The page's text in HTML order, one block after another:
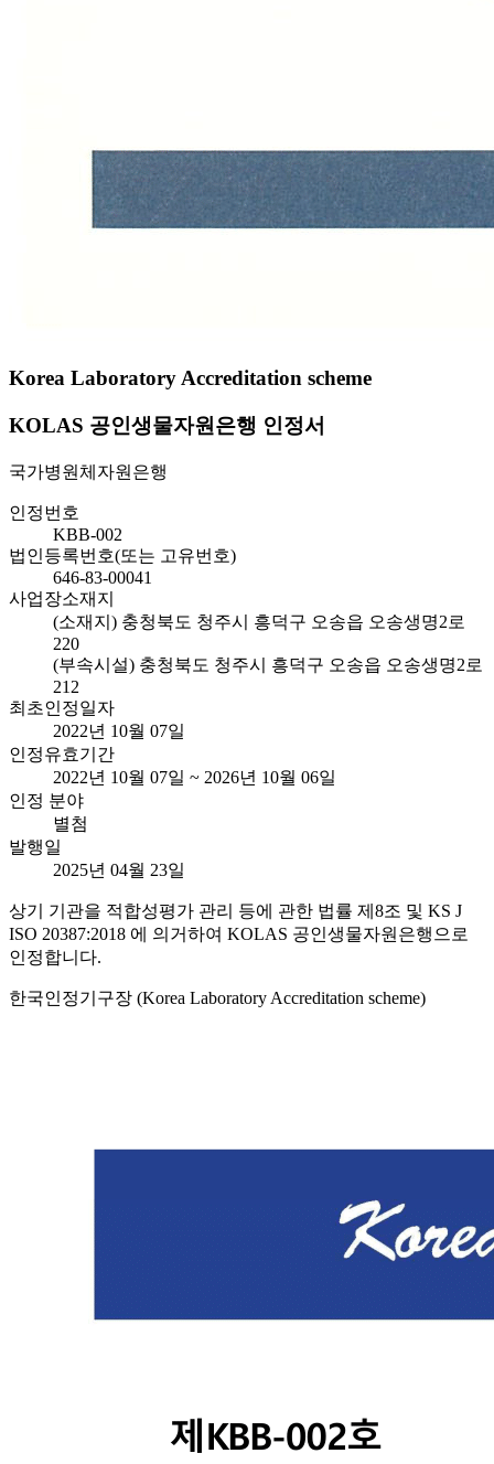
Korea Laboratory Accreditation scheme
KOLAS 공인생물자원은행 인정서
국가병원체자원은행
인정번호
KBB-002
법인등록번호(또는 고유번호)
646-83-00041
사업장소재지
(소재지) 충청북도 청주시 흥덕구 오송읍 오송생명2로
220
(부속시설) 충청북도 청주시 흥덕구 오송읍 오송생명2로
212
최초인정일자
2022년 10월 07일
인정유효기간
2022년 10월 07일 ~ 2026년 10월 06일
인정 분야
별첨
발행일
2025년 04월 23일
상기 기관을 적합성평가 관리 등에 관한 법률 제8조 및 KS J
ISO 20387:2018 에 의거하여 KOLAS 공인생물자원은행으로
인정합니다.
한국인정기구장 (Korea Laboratory Accreditation scheme)